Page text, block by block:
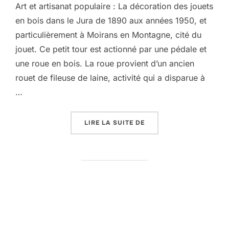
Art et artisanat populaire : La décoration des jouets
en bois dans le Jura de 1890 aux années 1950, et
particulièrement à Moirans en Montagne, cité du
jouet. Ce petit tour est actionné par une pédale et
une roue en bois. La roue provient d’un ancien
rouet de fileuse de laine, activité qui a disparue à
…
LIRE LA SUITE DE